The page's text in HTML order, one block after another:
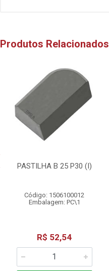
Produtos Relacionados
PASTILHA B 25 P30 (I)
Código: 1506100012
Embalagem: PC\1
R$ 52,54